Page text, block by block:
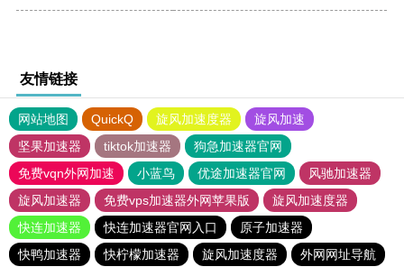
友情链接
网站地图 QuickQ 旋风加速度器
旋风加速
坚果加速器
tiktok加速器
狗急加速器官网
免费vqn外网加速
小蓝鸟 优途加速器官网
风驰加速器
旋风加速器
免费vps加速器外网苹果版
旋风加速度器
快连加速器
快连加速器官网入口
原子加速器
快鸭加速器
快柠檬加速器 旋风加速度器
外网网址导航